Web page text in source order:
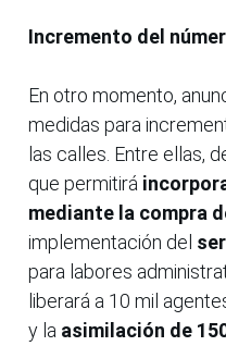
Incremento del
En otro momento,
medidas para
las calles. Entre ellas,
que permitirá
mediante la compra
implementación del
para labores
liberará a 10 mil
y la asimilación de